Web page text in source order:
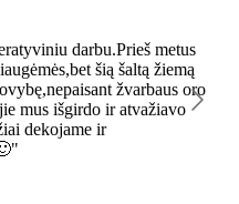
darbu.Prieš metus
šią šaltą žiemą
žvarbaus oro
mus išgirdo ir atvažiavo
dekojame ir